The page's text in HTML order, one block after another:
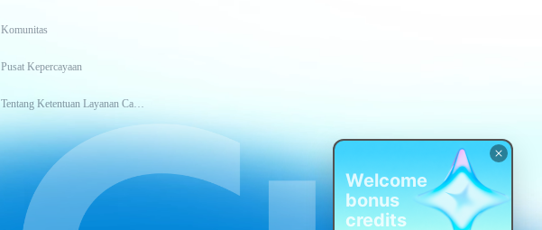
Komunitas
Pusat Kepercayaan
Tentang Ketentuan Layanan CapCut
Welcome
bonus
credits